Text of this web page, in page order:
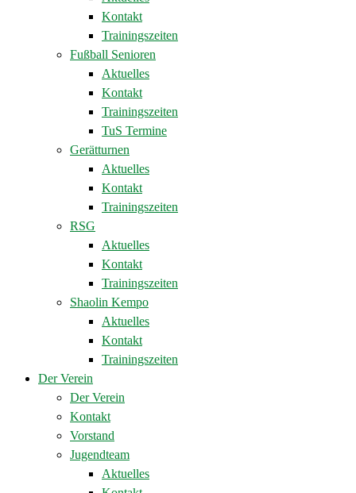
Kontakt
Trainingszeiten
Fußball Senioren
Aktuelles
Kontakt
Trainingszeiten
TuS Termine
Gerätturnen
Aktuelles
Kontakt
Trainingszeiten
RSG
Aktuelles
Kontakt
Trainingszeiten
Shaolin Kempo
Aktuelles
Kontakt
Trainingszeiten
Der Verein
Der Verein
Kontakt
Vorstand
Jugendteam
Aktuelles